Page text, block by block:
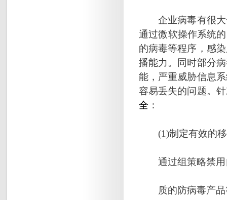
企业病毒有很大
通过微软操作系统
的病毒等程序，感
播能力。同时部分
能，严重威胁信息
容易丢失的问题。
全 ：
(1)制定有效的移
通过组策略禁用
质的防病毒产品